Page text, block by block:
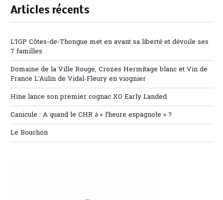
Articles récents
L’IGP Côtes-de-Thongue met en avant sa liberté et dévoile ses
7 familles
Domaine de la Ville Rouge, Crozes Hermitage blanc et Vin de
France L’Aulin de Vidal-Fleury en viognier
Hine lance son premier cognac XO Early Landed
Canicule : A quand le CHR à « l’heure espagnole » ?
Le Bouchon